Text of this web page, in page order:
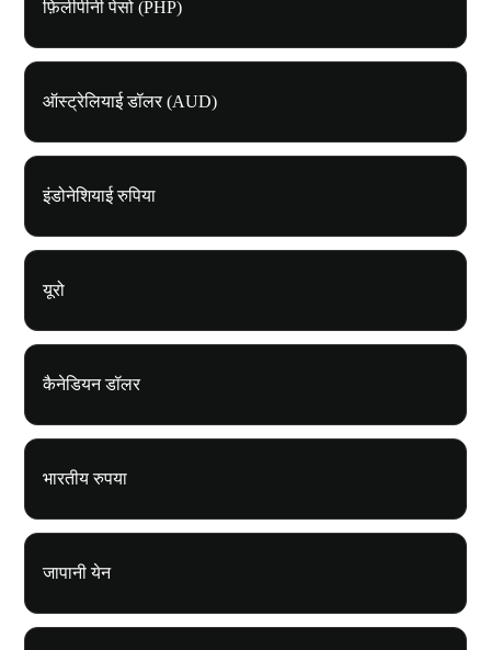
फ़िलीपीनी पेसो (PHP)
ऑस्ट्रेलियाई डॉलर (AUD)
इंडोनेशियाई रुपिया
यूरो
कैनेडियन डॉलर
भारतीय रुपया
जापानी येन